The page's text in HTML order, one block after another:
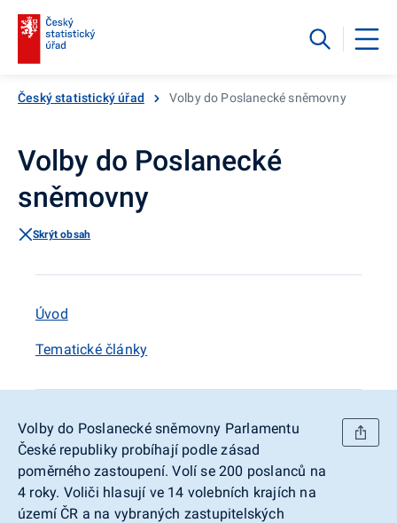
Český statistický úřad Volby do Poslanecké sněmovny
Volby do Poslanecké
sněmovny
Skrýt obsah
Úvod
Tematické články
Volby do Poslanecké sněmovny Parlamentu
České republiky probíhají podle zásad
poměrného zastoupení. Volí se 200 poslanců na
4 roky. Voliči hlasují ve 14 volebních krajích na
území ČR a na vybraných zastupitelských